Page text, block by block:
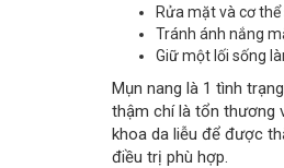
Rửa mặt và cơ
Tránh ánh nắng
Giữ một lối sống
Mụn nang là 1 tình
thậm chí là tổn thương
khoa da liễu để được
điều trị phù hợp.